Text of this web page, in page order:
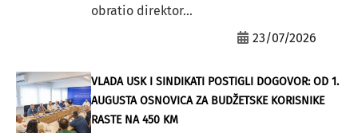
obratio direktor...
23/07/2026
VLADA USK I SINDIKATI POSTIGLI DOGOVOR: OD 1.
AUGUSTA OSNOVICA ZA BUDŽETSKE KORISNIKE
RASTE NA 450 KM